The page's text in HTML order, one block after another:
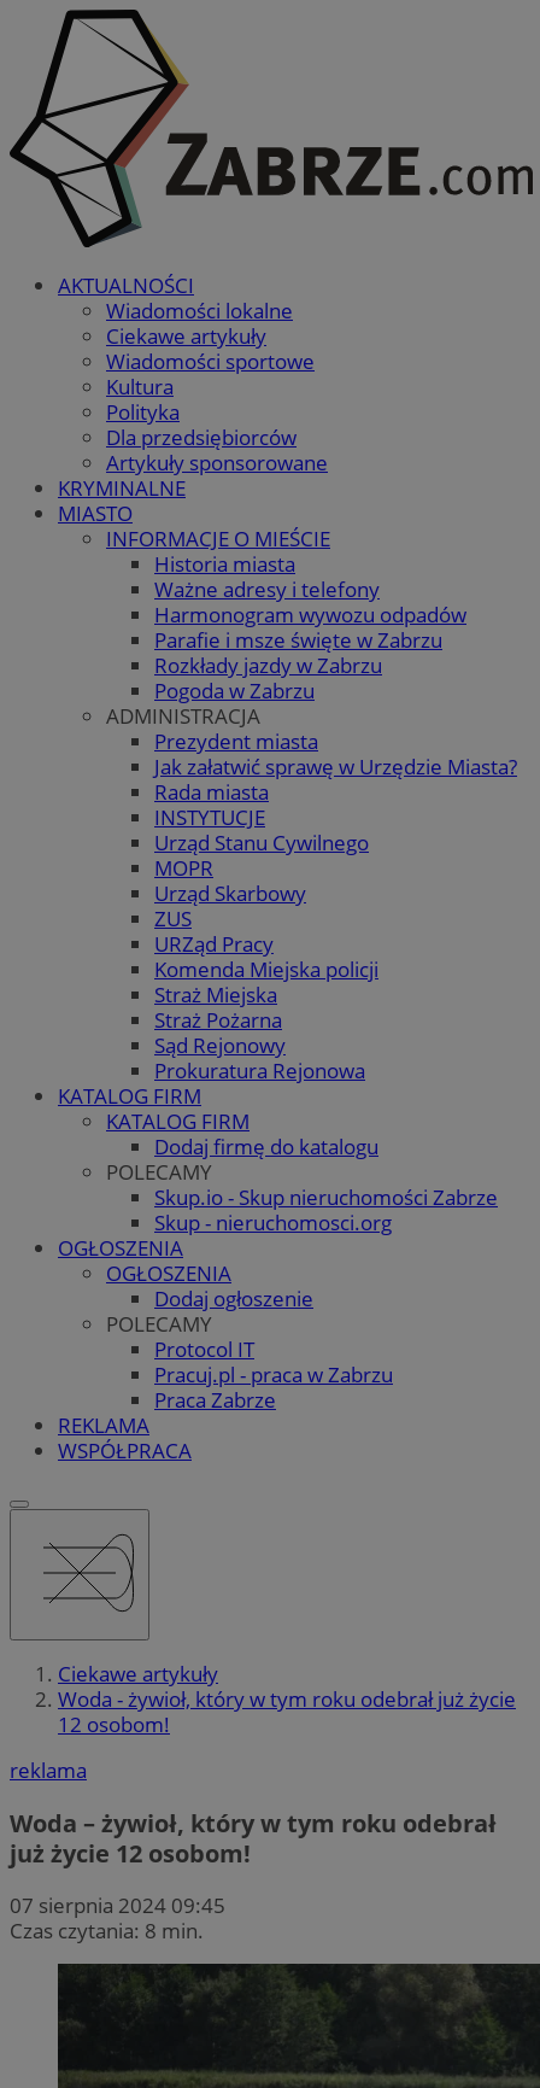
AKTUALNOŚCI
Wiadomości lokalne
Ciekawe artykuły
Wiadomości sportowe
Kultura
Polityka
Dla przedsiębiorców
Artykuły sponsorowane
KRYMINALNE
MIASTO
INFORMACJE O MIEŚCIE
Historia miasta
Ważne adresy i telefony
Harmonogram wywozu odpadów
Parafie i msze święte w Zabrzu
Rozkłady jazdy w Zabrzu
Pogoda w Zabrzu
ADMINISTRACJA
Prezydent miasta
Jak załatwić sprawę w Urzędzie Miasta?
Rada miasta
INSTYTUCJE
Urząd Stanu Cywilnego
MOPR
Urząd Skarbowy
ZUS
URZąd Pracy
Komenda Miejska policji
Straż Miejska
Straż Pożarna
Sąd Rejonowy
Prokuratura Rejonowa
KATALOG FIRM
KATALOG FIRM
Dodaj firmę do katalogu
POLECAMY
Skup.io - Skup nieruchomości Zabrze
Skup - nieruchomosci.org
OGŁOSZENIA
OGŁOSZENIA
Dodaj ogłoszenie
POLECAMY
Protocol IT
Pracuj.pl - praca w Zabrzu
Praca Zabrze
REKLAMA
WSPÓŁPRACA
Ciekawe artykuły
Woda - żywioł, który w tym roku odebrał już życie
12 osobom!
reklama
Woda – żywioł, który w tym roku odebrał
już życie 12 osobom!
07 sierpnia 2024 09:45
Czas czytania: 8 min.